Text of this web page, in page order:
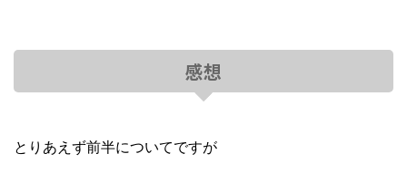
感想
とりあえず前半についてですが